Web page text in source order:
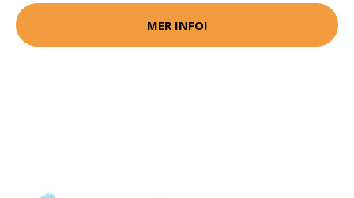
MER INFO!